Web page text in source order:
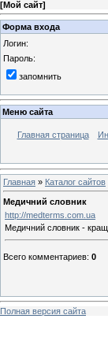
[Мой сайт]
Форма входа
Логин:
Пароль:
запомнить
Меню сайта
Главная страница
Главная » Каталог сайтов
Медичний словник
http://medterms.com.ua
Медичний словник -
Всего комментариев: 0
Полная версия сайта